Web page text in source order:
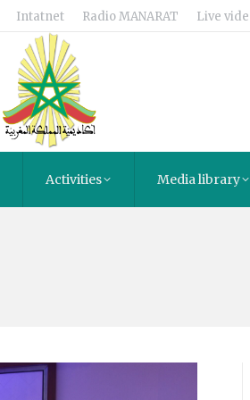
Intatnet Radio MANARAT Live
Activities Media library